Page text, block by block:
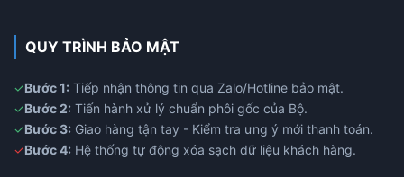
QUY TRÌNH BẢO MẬT
✓Bước 1: Tiếp nhận thông tin qua Zalo/Hotline bảo mật.
✓Bước 2: Tiến hành xử lý chuẩn phôi gốc của Bộ.
✓Bước 3: Giao hàng tận tay - Kiểm tra ưng ý mới thanh toán.
✓Bước 4: Hệ thống tự động xóa sạch dữ liệu khách hàng.